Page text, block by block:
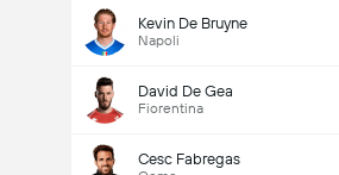
Kevin De Bruyne
Napoli
David De Gea
Fiorentina
Cesc Fabregas